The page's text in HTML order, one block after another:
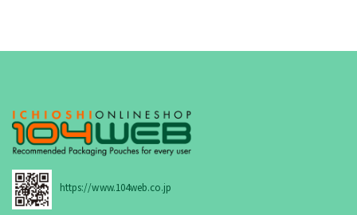
https://www.104web.co.jp